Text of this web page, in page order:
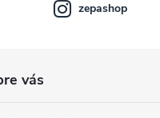
vás
zepashop